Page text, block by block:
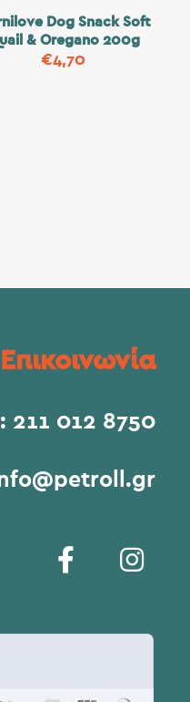
Dog Snack Soft
& Oregano 200g
€4,70
Επικοινωνία
211 012 8750